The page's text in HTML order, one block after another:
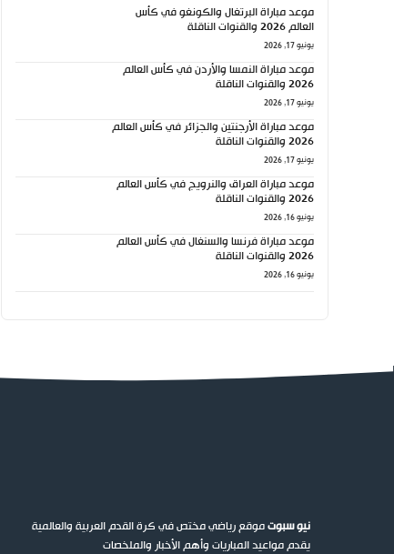
موعد مباراة البرتغال والكونغو في كأس
العالم 2026 والقنوات الناقلة
يونيو 17, 2026
موعد مباراة النمسا والأردن في كأس العالم
2026 والقنوات الناقلة
يونيو 17, 2026
موعد مباراة الأرجنتين والجزائر في كأس العالم
2026 والقنوات الناقلة
يونيو 17, 2026
موعد مباراة العراق والنرويج في كأس العالم
2026 والقنوات الناقلة
يونيو 16, 2026
موعد مباراة فرنسا والسنغال في كأس العالم
2026 والقنوات الناقلة
يونيو 16, 2026
نيو سبوتموقع رياضي مختص في كرة القدم العربية والعالمية
يقدم مواعيد المباريات وأهم الأخبار والملخصات